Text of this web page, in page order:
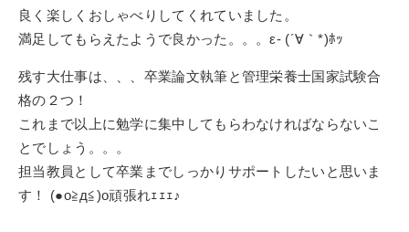
良く楽しくおしゃべりしてくれていました。
満足してもらえたようで良かった。。。ε- (´∀｀*)ﾎｯ
残す大仕事は、、、卒業論文執筆と管理栄養士国家試験合
格の２つ！
これまで以上に勉学に集中してもらわなければならないこ
とでしょう。。。
担当教員として卒業までしっかりサポートしたいと思いま
す！ (●o≧д≦)o頑張れｪｪｪ♪